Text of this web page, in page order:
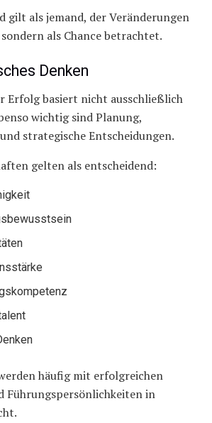
gilt als jemand, der Veränderungen
als Chance betrachtet.
Denken
Erfolg basiert nicht ausschließlich
wichtig sind Planung,
strategische Entscheidungen.
gelten als entscheidend:
häufig mit erfolgreichen
Führungspersönlichkeiten in